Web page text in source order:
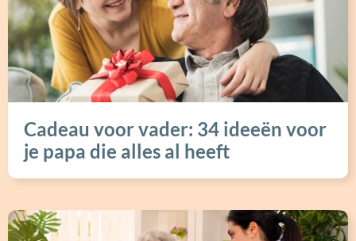
Cadeau voor vader: 34 ideeën voor
je papa die alles al heeft